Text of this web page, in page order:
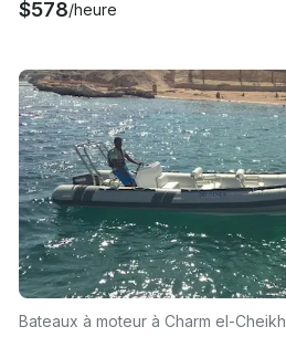
$578/heure
Bateaux à moteur à Charm el-Cheikh